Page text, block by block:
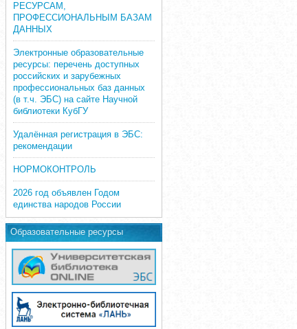
РЕСУРСАМ,
ПРОФЕССИОНАЛЬНЫМ БАЗАМ
ДАННЫХ
Электронные образовательные
ресурсы: перечень доступных
российских и зарубежных
профессиональных баз данных
(в т.ч. ЭБС) на сайте Научной
библиотеки КубГУ
Удалённая регистрация в ЭБС:
рекомендации
НОРМОКОНТРОЛЬ
2026 год объявлен Годом
единства народов России
Образовательные ресурсы